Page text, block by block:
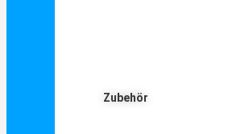
Zubehör